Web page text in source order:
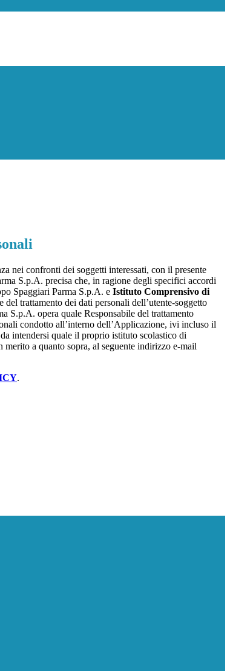
nei confronti dei soggetti interessati, con il presente
S.p.A. precisa che, in ragione degli specifici accordi
Spaggiari Parma S.p.A. e Istituto Comprensivo di
del trattamento dei dati personali dell’utente-soggetto
S.p.A. opera quale Responsabile del trattamento
condotto all’interno dell’Applicazione, ivi incluso il
intendersi quale il proprio istituto scolastico di
a quanto sopra, al seguente indirizzo e-mail
.